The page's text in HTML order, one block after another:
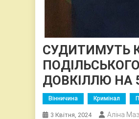
СУДИТИМУТЬ
ДОВКІЛЛЮ НА
Вінничина Кримінал
3 Квітня, 2024 Аліна